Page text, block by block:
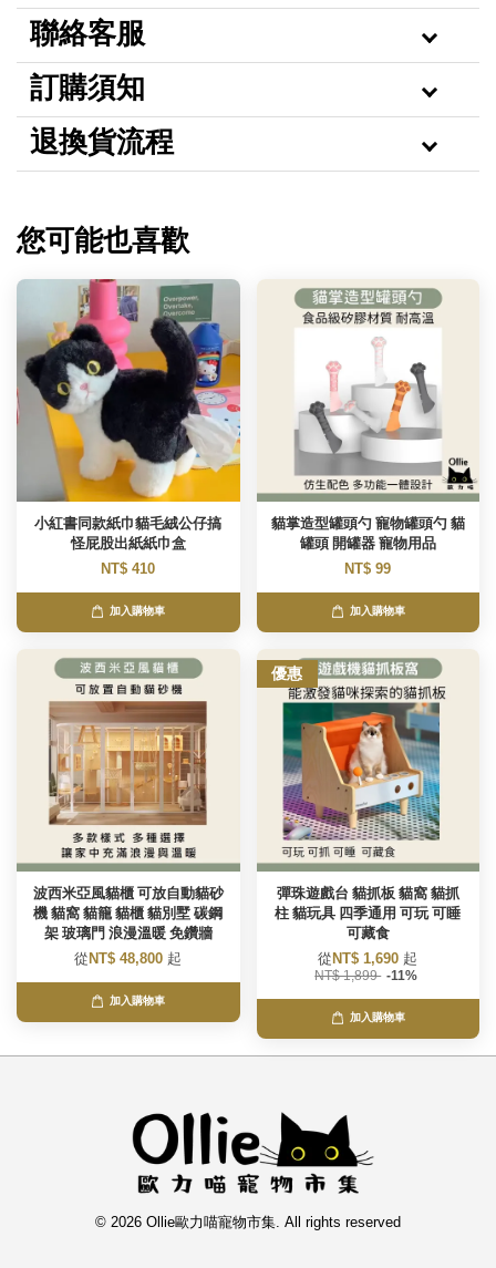
聯絡客服
訂購須知
退換貨流程
您可能也喜歡
小紅書同款紙巾貓毛絨公仔搞
怪屁股出紙紙巾盒
NT$ 410
加入購物車
貓掌造型罐頭勺 寵物罐頭勺 貓
罐頭 開罐器 寵物用品
NT$ 99
加入購物車
波西米亞風貓櫃 可放自動貓砂
機 貓窩 貓籠 貓櫃 貓別墅 碳鋼
架 玻璃門 浪漫溫暖 免鑽牆
從 NT$ 48,800 起
加入購物車
優惠
彈珠遊戲台 貓抓板 貓窩 貓抓
柱 貓玩具 四季通用 可玩 可睡
可藏食
從 NT$ 1,690 起
NT$ 1,899 -11%
加入購物車
© 2026 Ollie歐力喵寵物市集. All rights reserved